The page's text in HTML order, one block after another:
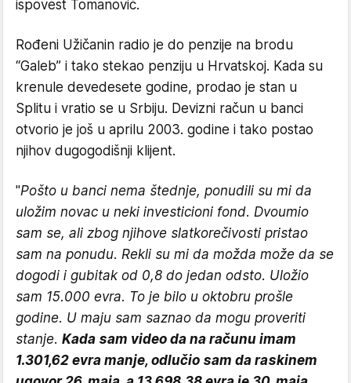
ispovest Tomanović.
Rođeni Užičanin radio je do penzije na brodu
“Galeb” i tako stekao penziju u Hrvatskoj. Kada su
krenule devedesete godine, prodao je stan u
Splitu i vratio se u Srbiju. Devizni račun u banci
otvorio je još u aprilu 2003. godine i tako postao
njihov dugogodišnji klijent.
"Pošto u banci nema štednje, ponudili su mi da
uložim novac u neki investicioni fond. Dvoumio
sam se, ali zbog njihove slatkorečivosti pristao
sam na ponudu. Rekli su mi da možda može da se
dogodi i gubitak od 0,8 do jedan odsto. Uložio
sam 15.000 evra. To je bilo u oktobru prošle
godine. U maju sam saznao da mogu proveriti
stanje. Kada sam video da na računu imam
1.301,62 evra manje, odlučio sam da raskinem